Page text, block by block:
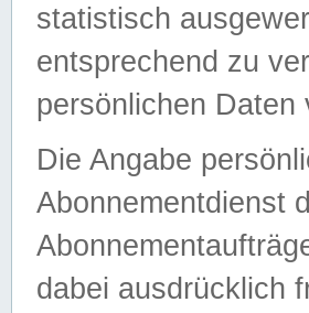
statistisch
entsprechend zu
persönlichen Daten
Die Angabe
Abonnementdienst
dabei ausdrücklich